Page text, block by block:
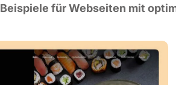
für Web­sei­ten mit